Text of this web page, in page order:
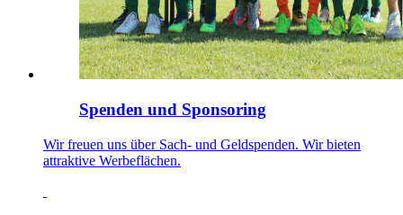
Spenden und Sponsoring
Wir freuen uns über Sach- und Geldspenden. Wir bieten
attraktive Werbeflächen.